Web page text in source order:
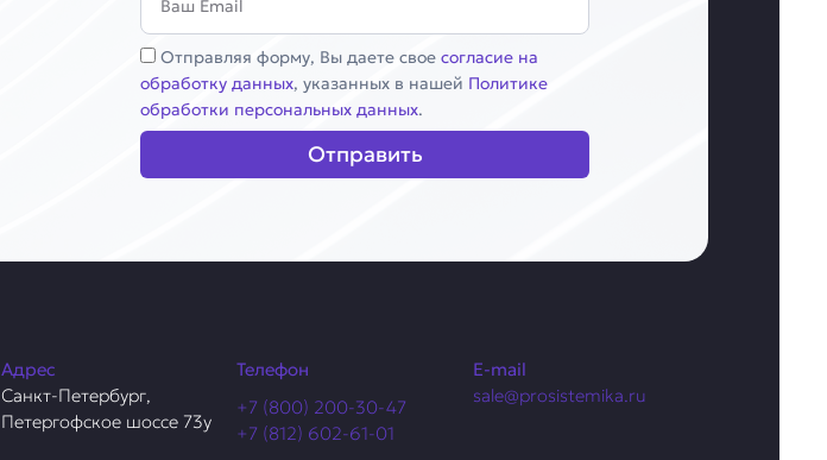
Соглашение
Отправляя форму, Вы даете своесогласие на
обработку данных, указанных в нашей Политике
обработки персональных данных.
Отправить
Адрес
Санкт-Петербург,
Петергофское шоссе 73у
Телефон
+7 (800) 200-30-47
+7 (812) 602-61-01
E-mail
sale@prosistemika.ru